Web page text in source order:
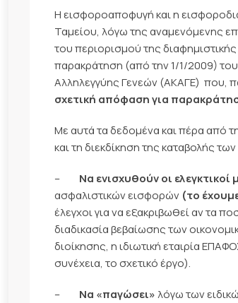
Η εισφοροαποφυγή και η
Ταμείου, λόγω της αναμενόμενης
του περιορισμού της
παρακράτηση (από την 1/1/2009)
Αλληλεγγύης Γενεών (ΑΚΑΓΕ) που,
σχετική απόφαση για
Με αυτά τα δεδομένα και πέρα από
και τη διεκδίκηση της καταβολής
– Να ενισχυθούν οι ελεγκτικοί
ασφαλιστικών εισφορών (το
έλεγχοι για να εξακριβωθεί αν τα
διαδικασία βεβαίωσης των
διοίκησης, η ιδιωτική εταιρία
συνέχεια, το σχετικό έργο).
– Να «παγώσει»λόγω των